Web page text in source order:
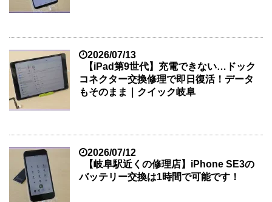
2026/07/13
【iPad第9世代】充電できない…ドック
コネクター交換修理で即日復活！データ
もそのまま｜クイック岐阜
2026/07/12
【岐阜駅近くの修理店】iPhone SE3の
バッテリー交換は1時間で可能です！